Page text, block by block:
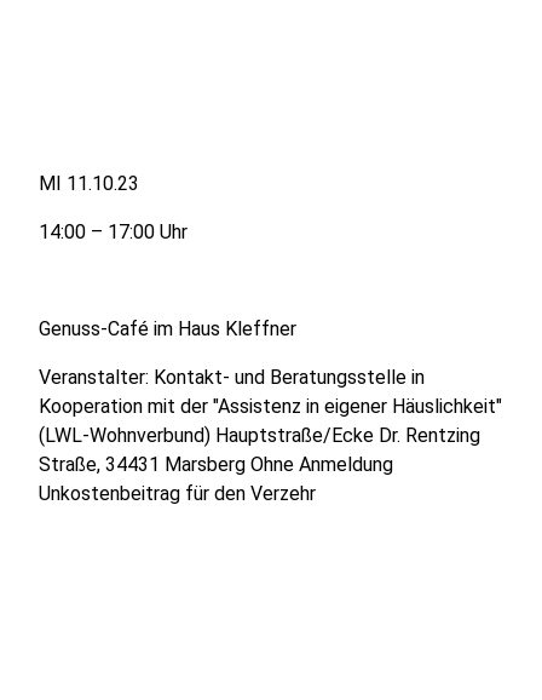
MI 11.10.23
14:00 – 17:00 Uhr
Genuss-Café im Haus Kleffner
Veranstalter: Kontakt- und Beratungsstelle in
Kooperation mit der "Assistenz in eigener Häuslichkeit"
(LWL-Wohnverbund) Hauptstraße/Ecke Dr. Rentzing
Straße, 34431 Marsberg Ohne Anmeldung
Unkostenbeitrag für den Verzehr